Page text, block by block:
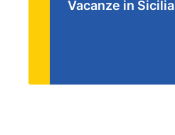
Vacanze in Sicilia